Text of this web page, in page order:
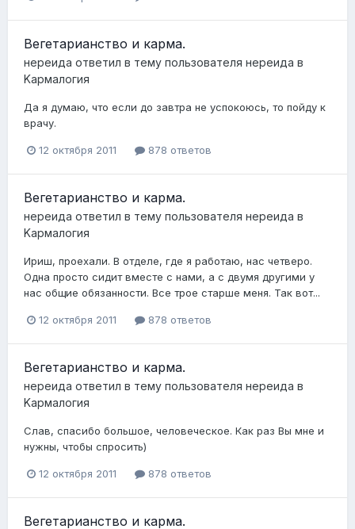
Вегетарианство и карма.
нереида ответил в тему пользователя нереида в
Kармалогия
Да я думаю, что если до завтра не успокоюсь, то пойду к
врачу.
12 октября 2011 878 ответов
Вегетарианство и карма.
нереида ответил в тему пользователя нереида в
Kармалогия
Ириш, проехали. В отделе, где я работаю, нас четверо.
Одна просто сидит вместе с нами, а с двумя другими у
нас общие обязанности. Все трое старше меня. Так вот...
12 октября 2011 878 ответов
Вегетарианство и карма.
нереида ответил в тему пользователя нереида в
Kармалогия
Слав, спасибо большое, человеческое. Как раз Вы мне и
нужны, чтобы спросить)
12 октября 2011 878 ответов
Вегетарианство и карма.